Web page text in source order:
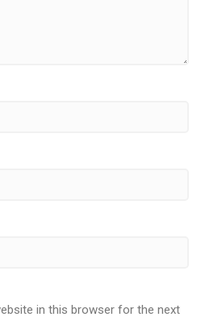
in this browser for the next